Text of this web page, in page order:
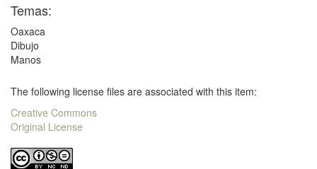
Temas:
Oaxaca
Dibujo
Manos
The following license files are associated with this item:
Creative Commons
Original License